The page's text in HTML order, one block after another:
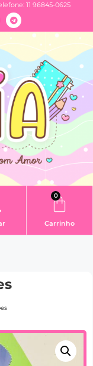
11 96845-0625
0
Carrinho